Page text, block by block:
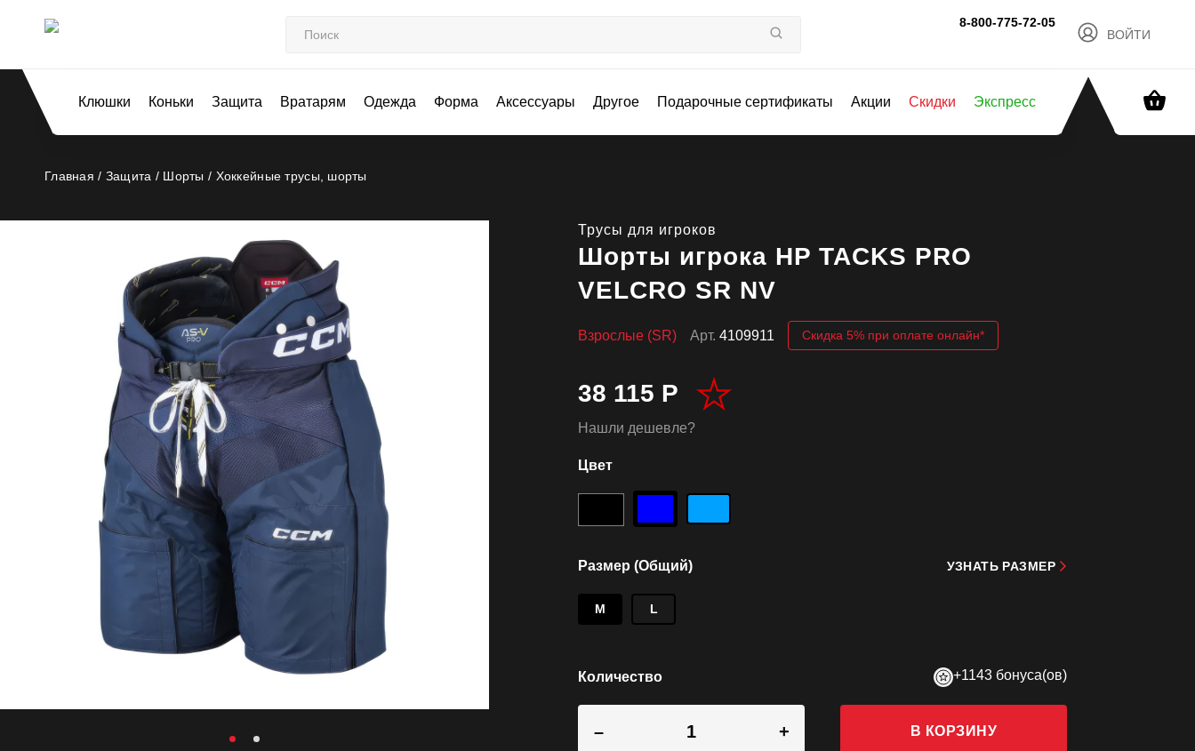
8-800-775-72-05
ВОЙТИ
Клюшки Коньки Защита Вратарям Одежда Форма Аксессуары Другое Подарочные сертификаты Акции Скидки Экспресс
Главная / Защита / Шорты / Хоккейные трусы, шорты
Трусы для игроков
Шорты игрока HP TACKS PRO
VELCRO SR NV
Взрослые (SR) Арт. 4109911 Скидка 5% при оплате онлайн*
38 115 Р
Нашли дешевле?
Цвет
Размер (Общий) УЗНАТЬ РАЗМЕР
M L
Количество +1143 бонуса(ов)
– + В КОРЗИНУ